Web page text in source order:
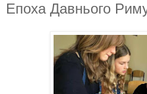
Епоха Давнього